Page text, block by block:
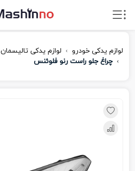
لوازم یدکی خودرو
لوازم یدکی تالیسمان
چراغ جلو راست رنو فلوئنس